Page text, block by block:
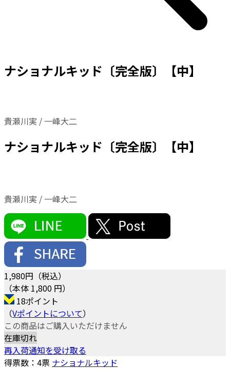
ナショナルキッド〔完全版〕【中】
貴瀬川実 / 一峰大二
ナショナルキッド〔完全版〕【中】
貴瀬川実 / 一峰大二
1,980円（税込）
（本体 1,800 円）
18ポイント
（Vポイントについて）
この商品はご購入いただけません
在庫切れ
再入荷通知を受け取る
得票数： 4票 ナショナルキッド